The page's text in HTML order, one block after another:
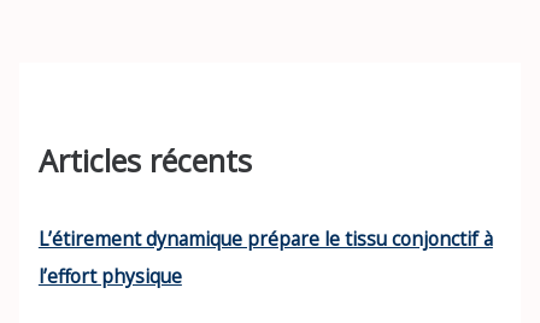
Articles récents
L’étirement dynamique prépare le tissu conjonctif à
l’effort physique